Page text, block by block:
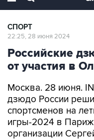
СПОРТ
22:25, 28 июня 2024
Российские
от участия в
Москва. 28 июня.
дзюдо России
спортсменов на
игры-2024 в
организации